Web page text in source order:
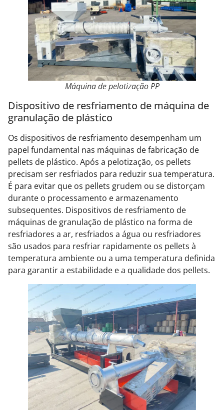
Máquina de pelotização PP
Dispositivo de resfriamento de máquina de
granulação de plástico
Os dispositivos de resfriamento desempenham um
papel fundamental nas máquinas de fabricação de
pellets de plástico. Após a pelotização, os pellets
precisam ser resfriados para reduzir sua temperatura.
É para evitar que os pellets grudem ou se distorçam
durante o processamento e armazenamento
subsequentes. Dispositivos de resfriamento de
máquinas de granulação de plástico na forma de
resfriadores a ar, resfriados a água ou resfriadores
são usados ​​para resfriar rapidamente os pellets à
temperatura ambiente ou a uma temperatura definida
para garantir a estabilidade e a qualidade dos pellets.